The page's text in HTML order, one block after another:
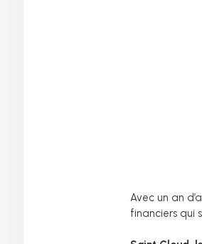
Avec un an
financiers qui